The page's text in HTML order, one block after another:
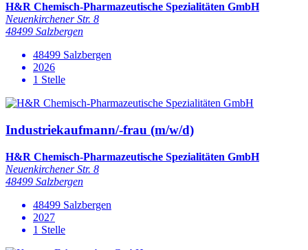
H&R Chemisch-Pharmazeutische Spezialitäten GmbH
Neuenkirchener Str. 8
48499 Salzbergen
48499 Salzbergen
2026
1 Stelle
Industriekaufmann/-frau (m/w/d)
H&R Chemisch-Pharmazeutische Spezialitäten GmbH
Neuenkirchener Str. 8
48499 Salzbergen
48499 Salzbergen
2027
1 Stelle